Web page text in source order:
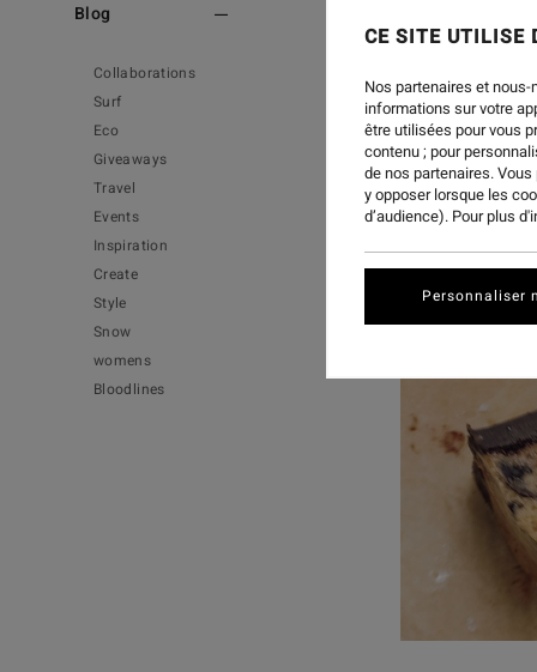
Blog
Collaborations
Surf
Eco
Giveaways
Travel
Events
Inspiration
Create
Style
Snow
womens
Bloodlines
CE SITE UTILISE
Nos partenaires et
informations sur votre
être utilisées pour vous
contenu ; pour
de nos partenaires.
y opposer lorsque les
d’audience). Pour plus
Personnaliser